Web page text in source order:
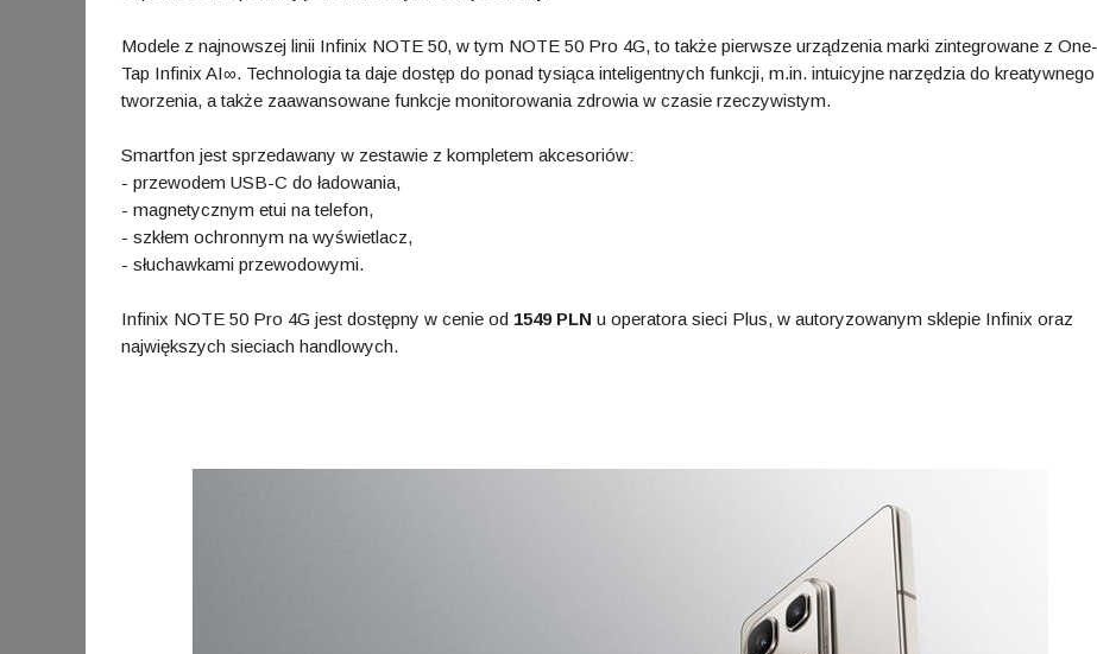
Modele z najnowszej linii Infinix NOTE 50, w tym NOTE 50 Pro 4G, to także pierwsze urządzenia marki zintegrowane z One-
Tap Infinix AI∞. Technologia ta daje dostęp do ponad tysiąca inteligentnych funkcji, m.in. intuicyjne narzędzia do kreatywnego
tworzenia, a także zaawansowane funkcje monitorowania zdrowia w czasie rzeczywistym.
Smartfon jest sprzedawany w zestawie z kompletem akcesoriów:
- przewodem USB-C do ładowania,
- magnetycznym etui na telefon,
- szkłem ochronnym na wyświetlacz,
- słuchawkami przewodowymi.
Infinix NOTE 50 Pro 4G jest dostępny w cenie od 1549 PLN u operatora sieci Plus, w autoryzowanym sklepie Infinix oraz
największych sieciach handlowych.